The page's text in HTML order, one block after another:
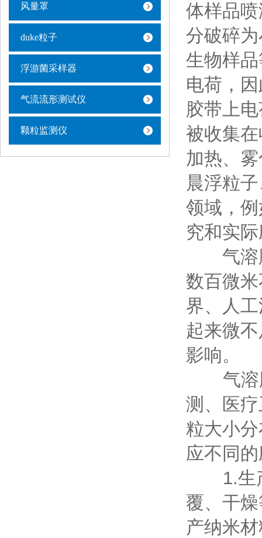
风量罩
duke粒子
浮游菌采样器
气流流形测试仪
颗粒监测仪
体样品
分破碎
生物样
电荷，
胶带上
被收集
加热、
晨浮粒
领域，
究和实
气溶胶
数百微
界、人
起来微
影响。
气溶胶
测、医
粒大小
应不同
1.生产
覆、干
产纳米